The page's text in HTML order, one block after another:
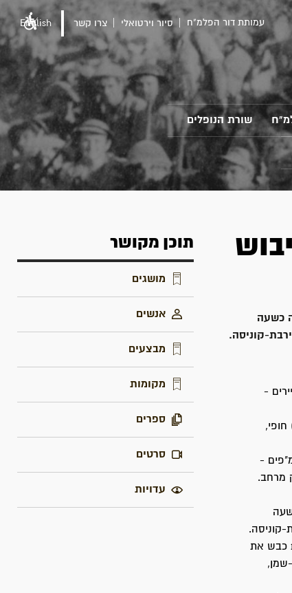
עמותת דור הפלמ"ח סיור וירטואלי צרו קשר English
שורת הנופלים
כשעה
-
-
מרחב.
כשעה
ב- 10.7 יצא הגדוד השלישי מנען לעינבה וממנו המשיך לפעול בשעות אחה"צ: בשעה 18:00 כבש את
בחצות ליל 11.7 חברו לבן-שמן,
תוכן מקושר
מושגים
אנשים
מבצעים
מקומות
ספרים
סרטים
עדויות